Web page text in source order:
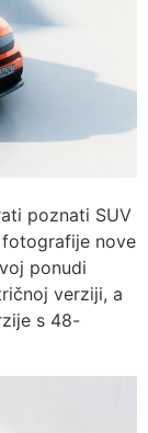
poznati SUV
nove
ponudi
verziji, a
s 48-